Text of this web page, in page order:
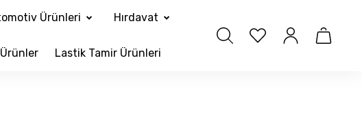
Ürünleri Hırdavat
Lastik Tamir Ürünleri